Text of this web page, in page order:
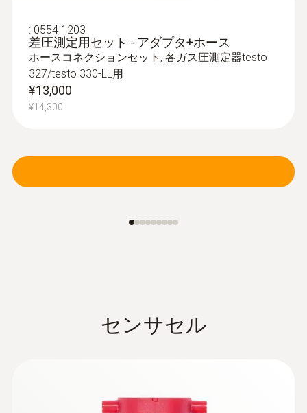
: 0554 1203
差圧測定用セット - アダプタ+ホース
ホースコネクションセット, 各ガス圧測定器testo
327/testo 330-LL用
¥13,000
¥14,300
センサセル